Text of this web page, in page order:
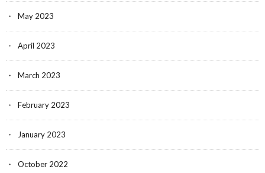
May 2023
April 2023
March 2023
February 2023
January 2023
October 2022